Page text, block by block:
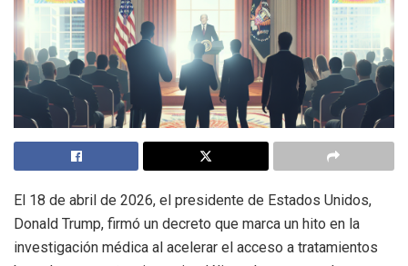
El 18 de abril de 2026, el presidente de Estados Unidos,
Donald Trump, firmó un decreto que marca un hito en la
investigación médica al acelerar el acceso a tratamientos